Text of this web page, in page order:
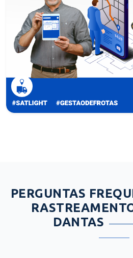
PERGUNTAS
DANTAS